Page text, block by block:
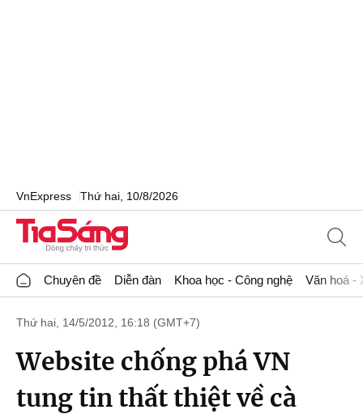
VnExpress Thứ hai, 10/8/2026
Chuyên đề Diễn đàn Khoa học - Công nghệ Văn hoá -
Thứ hai, 14/5/2012, 16:18 (GMT+7)
Website chống phá VN
tung tin thất thiệt về cà